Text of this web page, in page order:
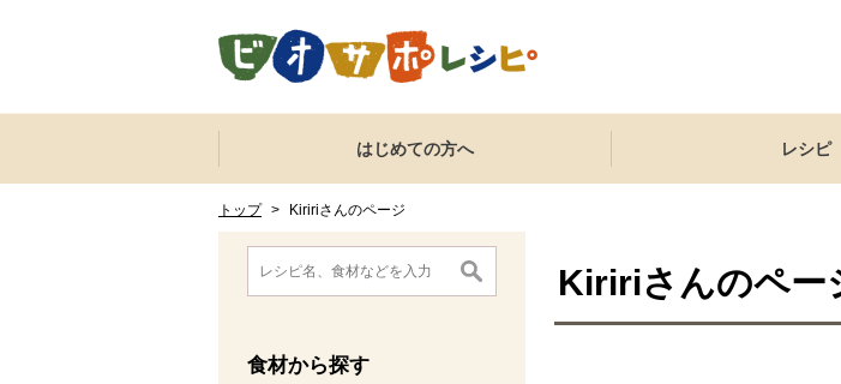
ここからサイト内共通メニューです。
サイト内共通メニューをスキップする
はじめての方へ レシピ
トップ > Kiririさんのページ
ここから消費材検索メニューです。
食材から探す
消費材検索メニューここまで。
ここから本文です。
Kiririさんのペー